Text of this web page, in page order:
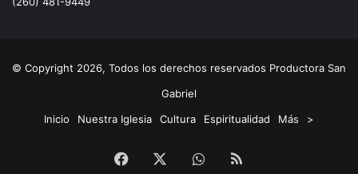
© Copyright 2026, Todos los derechos reservados Productora San
Gabriel
Inicio
Nuestra Iglesia Cultura Espiritualidad Más >
Facebook WhatsApp